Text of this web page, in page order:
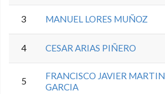
3 MANUEL LORES MUÑOZ
4 CESAR ARIAS PIÑERO
5
FRANCISCO JAVIER MARTIN
GARCIA